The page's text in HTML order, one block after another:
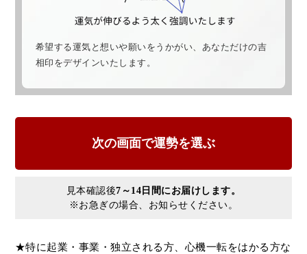
希望する運気と想いや願いをうかがい、あなただけの吉
相印をデザインいたします。
見本確認後7～14日間にお届けします。
※お急ぎの場合、お知らせください。
★特に起業・事業・独立される方、心機一転をはかる方な